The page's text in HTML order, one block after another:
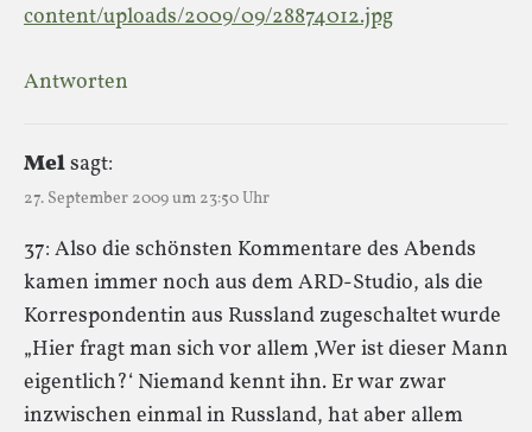
content/uploads/2009/09/28874012.jpg
Antworten
Melsagt:
27. September 2009 um 23:50 Uhr
37: Also die schönsten Kommentare des Abends
kamen immer noch aus dem ARD-Studio, als die
Korrespondentin aus Russland zugeschaltet wurde
„Hier fragt man sich vor allem ‚Wer ist dieser Mann
eigentlich?‘ Niemand kennt ihn. Er war zwar
inzwischen einmal in Russland, hat aber allem